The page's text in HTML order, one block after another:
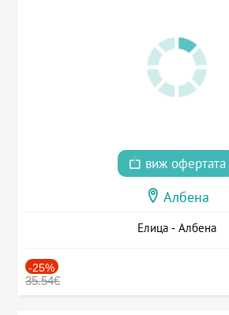
виж офертата
Албена
Елица - Албена
-25%
35.54€